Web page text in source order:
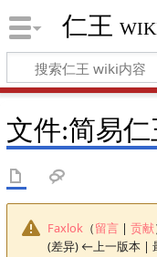
仁王
文件:简易
Faxlok（留言| 贡献
(差异) ←上一版本 |